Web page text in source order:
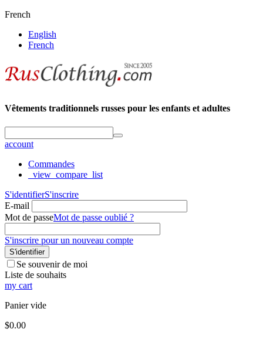
French
English
French
Vêtements traditionnels russes pour les enfants et adultes
account
Commandes
_view_compare_list
S'identifierS'inscrire
E-mail
Mot de passeMot de passe oublié ?
S'inscrire pour un nouveau compte
S'identifier
Se souvenir de moi
Liste de souhaits
my cart
Panier vide
$0.00